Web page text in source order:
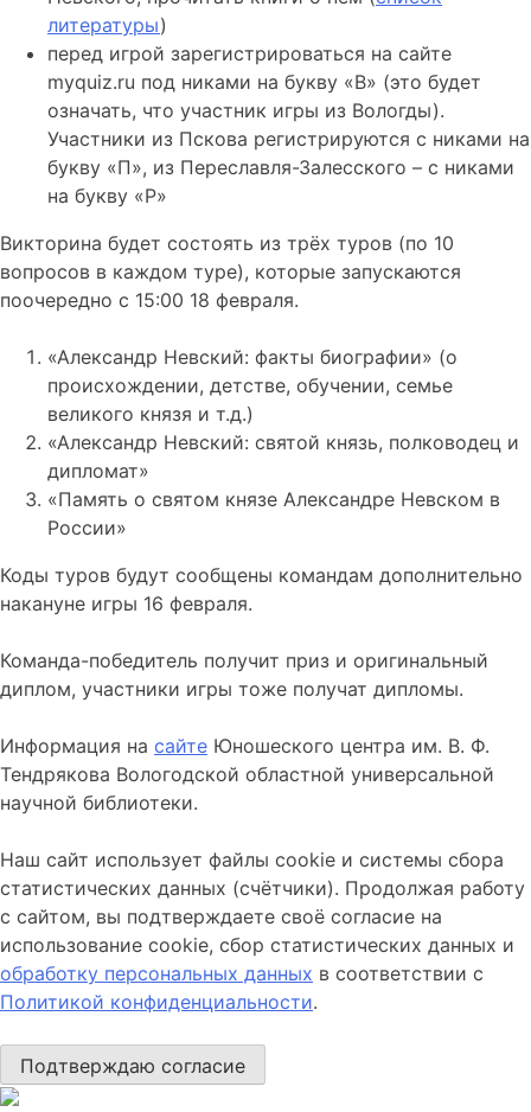
литературы)
перед игрой зарегистрироваться на сайте
myquiz.ru под никами на букву «В» (это будет
означать, что участник игры из Вологды).
Участники из Пскова регистрируются с никами на
букву «П», из Переславля-Залесского – с никами
на букву «Р»
Викторина будет состоять из трёх туров (по 10
вопросов в каждом туре), которые запускаются
поочередно с 15:00 18 февраля.
«Александр Невский: факты биографии» (о
происхождении, детстве, обучении, семье
великого князя и т.д.)
«Александр Невский: святой князь, полководец и
дипломат»
«Память о святом князе Александре Невском в
России»
Коды туров будут сообщены командам дополнительно
накануне игры 16 февраля.
Команда-победитель получит приз и оригинальный
диплом, участники игры тоже получат дипломы.
Информация на сайте Юношеского центра им. В. Ф.
Тендрякова Вологодской областной универсальной
научной библиотеки.
Наш сайт использует файлы cookie и системы сбора
статистических данных (счётчики). Продолжая работу
с сайтом, вы подтверждаете своё согласие на
использование cookie, сбор статистических данных и
обработку персональных данных в соответствии с
Политикой конфиденциальности.
Подтверждаю согласие